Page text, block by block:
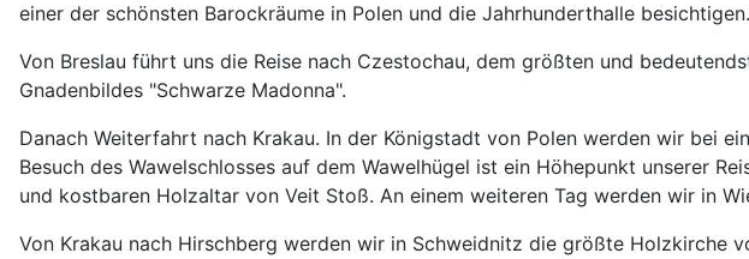
einer der schönsten Barockräume in Polen und die Jahrhunderthalle besichtigen.
Von Breslau führt uns die Reise nach Czestochau, dem größten und
Gnadenbildes "Schwarze Madonna".
Danach Weiterfahrt nach Krakau. In der Königstadt von Polen werden wir bei
Besuch des Wawelschlosses auf dem Wawelhügel ist ein Höhepunkt unserer
und kostbaren Holzaltar von Veit Stoß. An einem weiteren Tag werden wir in
Von Krakau nach Hirschberg werden wir in Schweidnitz die größte Holzkirche